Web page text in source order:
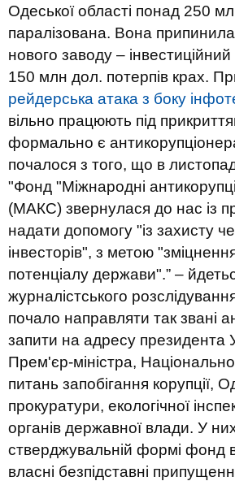
Одеської області понад 250
паралізована. Вона
нового заводу –
150 млн дол. потерпів крах.
рейдерська атака з боку
вільно працюють під
формально є
почалося з того, що в
"Фонд "Міжнародні
(МАКС) звернулася до нас із
надати допомогу "із захисту
інвесторів", з метою
потенціалу держави".” –
журналістського
почало направляти так звані
запити на адресу президента
Прем'єр-міністра,
питань запобігання корупції,
прокуратури, екологічної
органів державної влади. У
стверджувальній формі фонд
власні безпідставні